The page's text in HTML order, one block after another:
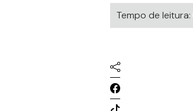
Tempo de leitura: